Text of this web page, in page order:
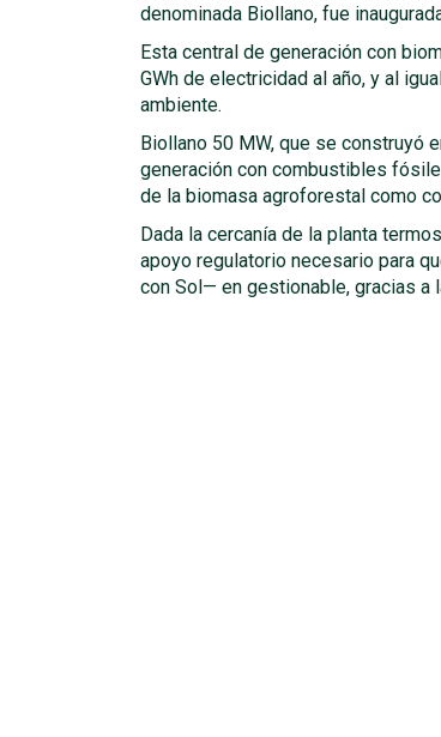
denominada Biollano, fue
Esta central de generación con
GWh de electricidad al año, y al
ambiente.
Biollano 50 MW, que se construyó
generación con combustibles
de la biomasa agroforestal como
Dada la cercanía de la planta
apoyo regulatorio necesario para
con Sol— en gestionable, gracias a